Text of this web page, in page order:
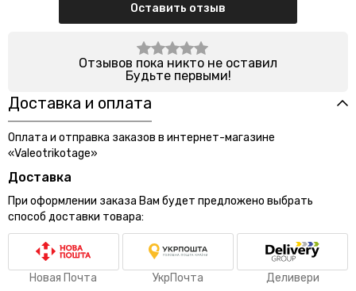
Оставить отзыв
Отзывов пока никто не оставил
Будьте первыми!
Доставка и оплата
Оплата и отправка заказов в интернет-магазине
«Valeotrikotage»
Доставка
При оформлении заказа Вам будет предложено выбрать
способ доставки товара:
Новая Почта УкрПочта Деливери